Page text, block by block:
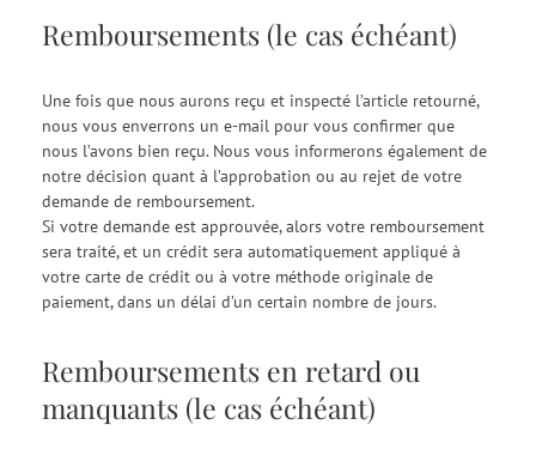
Remboursements (le cas échéant)
Une fois que nous aurons reçu et inspecté l’article retourné,
nous vous enverrons un e-mail pour vous confirmer que
nous l’avons bien reçu. Nous vous informerons également de
notre décision quant à l’approbation ou au rejet de votre
demande de remboursement.
Si votre demande est approuvée, alors votre remboursement
sera traité, et un crédit sera automatiquement appliqué à
votre carte de crédit ou à votre méthode originale de
paiement, dans un délai d’un certain nombre de jours.
Remboursements en retard ou
manquants (le cas échéant)